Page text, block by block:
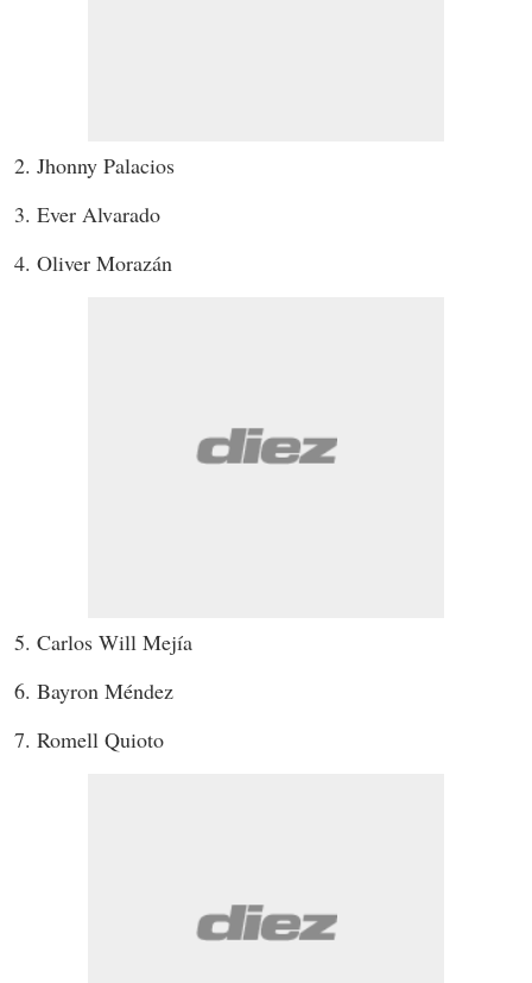
2. Jhonny Palacios
3. Ever Alvarado
4. Oliver Morazán
5. Carlos Will Mejía
6. Bayron Méndez
7. Romell Quioto